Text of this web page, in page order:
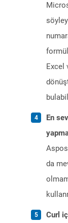
Excel
En
da
Curl